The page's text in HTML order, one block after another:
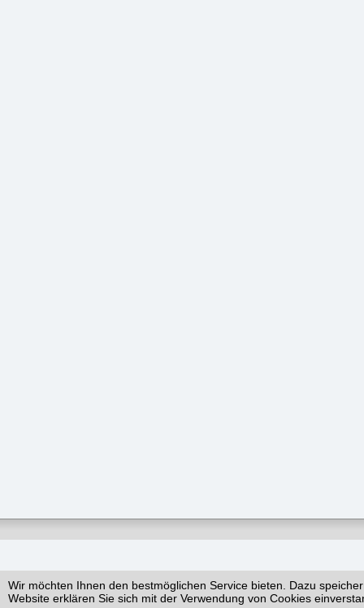
Wir möchten Ihnen den bestmöglichen Service bieten. Dazu
Website erklären Sie sich mit der Verwendung von Cookies